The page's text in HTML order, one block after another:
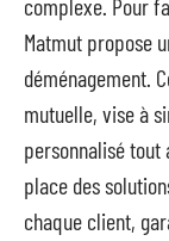
complexe. Pour
Matmut propose
déménagement.
mutuelle, vise à
personnalisé tout
place des
chaque client,